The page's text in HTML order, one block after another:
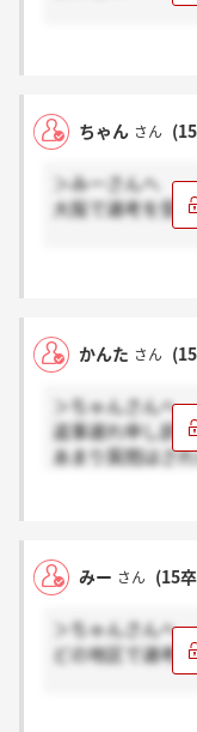
ちゃん さん
＞みーさんへ
大阪で選考を受
かんた さん
＞ちゃんさんへ
返事遅れ申し訳
あまり質問はさ
みー さん (15
＞ちゃんさんへ
どの地区で選考